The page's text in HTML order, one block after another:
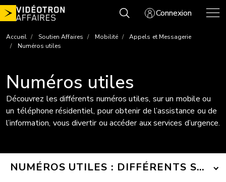
Aller
au
Connexion
Accueil Soutien Affaires Mobilité
Appels et Messagerie
Numéros utiles
Numéros utiles
Découvrez les différents numéros utiles, sur un mobile ou
un téléphone résidentiel, pour obtenir de l’assistance ou de
l’information, vous divertir ou accéder aux services d’urgence.
NUMÉROS UTILES : DIFFÉRENTS